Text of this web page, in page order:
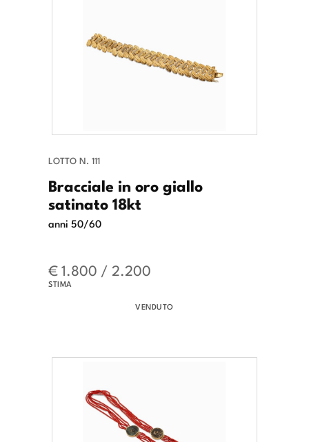
LOTTO N. 111
Bracciale in oro giallo
satinato 18kt
anni 50/60
€ 1.800 / 2.200
STIMA
VENDUTO